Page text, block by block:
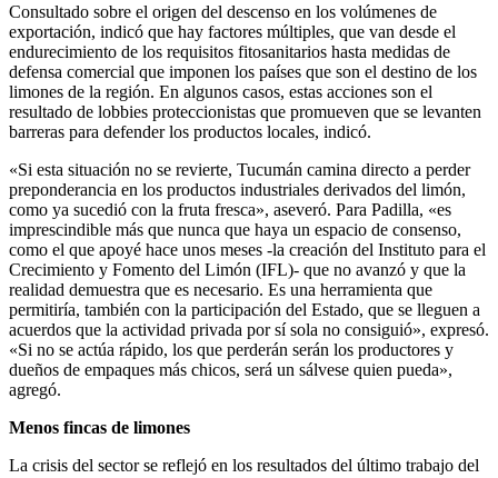
Consultado sobre el origen del descenso en los volúmenes de
exportación, indicó que hay factores múltiples, que van desde el
endurecimiento de los requisitos fitosanitarios hasta medidas de
defensa comercial que imponen los países que son el destino de los
limones de la región. En algunos casos, estas acciones son el
resultado de lobbies proteccionistas que promueven que se levanten
barreras para defender los productos locales, indicó.
«Si esta situación no se revierte, Tucumán camina directo a perder
preponderancia en los productos industriales derivados del limón,
como ya sucedió con la fruta fresca», aseveró. Para Padilla, «es
imprescindible más que nunca que haya un espacio de consenso,
como el que apoyé hace unos meses -la creación del Instituto para el
Crecimiento y Fomento del Limón (IFL)- que no avanzó y que la
realidad demuestra que es necesario. Es una herramienta que
permitiría, también con la participación del Estado, que se lleguen a
acuerdos que la actividad privada por sí sola no consiguió», expresó.
«Si no se actúa rápido, los que perderán serán los productores y
dueños de empaques más chicos, será un sálvese quien pueda»,
agregó.
Menos fincas de limones
La crisis del sector se reflejó en los resultados del último trabajo del